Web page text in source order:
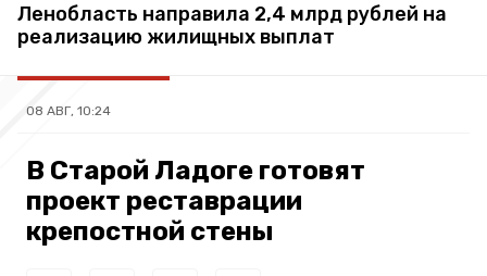
Ленобласть направила 2,4 млрд рублей на
реализацию жилищных выплат
08 АВГ, 10:24
В Старой Ладоге готовят
проект реставрации
крепостной стены